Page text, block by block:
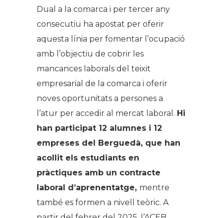
Dual a la comarca i per tercer any
consecutiu ha apostat per oferir
aquesta línia per fomentar l’ocupació
amb l’objectiu de cobrir les
mancances laborals del teixit
empresarial de la comarca i oferir
noves oportunitats a persones a
l’atur per accedir al mercat laboral. Hi
han participat 12 alumnes i 12
empreses del Berguedà, que han
acollit els estudiants en
pràctiques amb un contracte
laboral d’aprenentatge, mentre
també es formen a nivell teòric. A